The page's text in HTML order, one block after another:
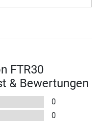
FTR30
& Bewertungen
0
0